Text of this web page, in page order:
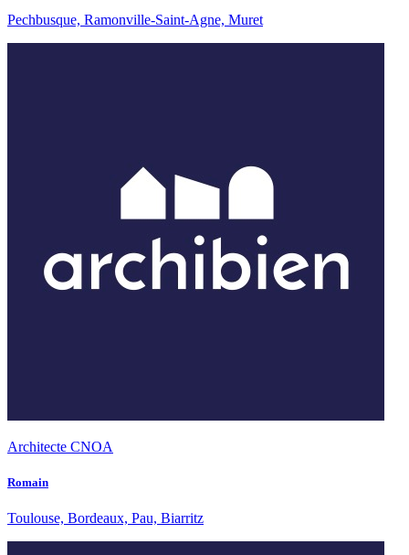
Pechbusque, Ramonville-Saint-Agne, Muret
Architecte CNOA
Romain
Toulouse, Bordeaux, Pau, Biarritz